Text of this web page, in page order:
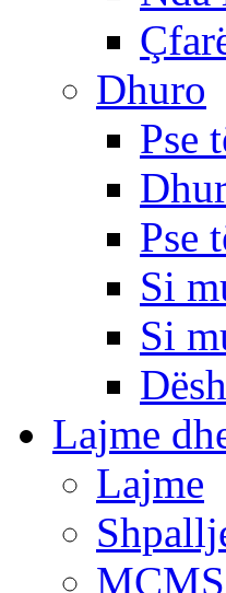
Dhuro
Pse
Pse
Si
Si
Lajme
Lajme